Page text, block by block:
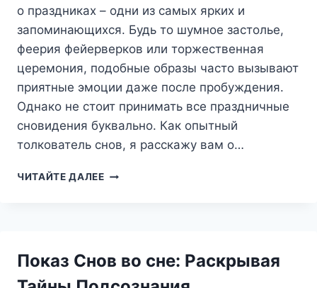
о праздниках – одни из самых ярких и
запоминающихся. Будь то шумное застолье,
феерия фейерверков или торжественная
церемония, подобные образы часто вызывают
приятные эмоции даже после пробуждения.
Однако не стоит принимать все праздничные
сновидения буквально. Как опытный
толкователь снов, я расскажу вам о…
ЧИТАЙТЕ ДАЛЕЕПРАЗДНИК
ТРЕВОГ?
Показ Снов во сне: Раскрывая